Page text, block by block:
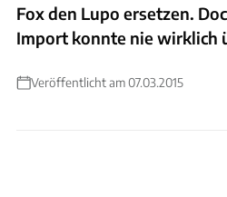
Fox den Lupo ersetzen.
Import konnte nie wirklich
Veröffentlicht am 07.03.2015